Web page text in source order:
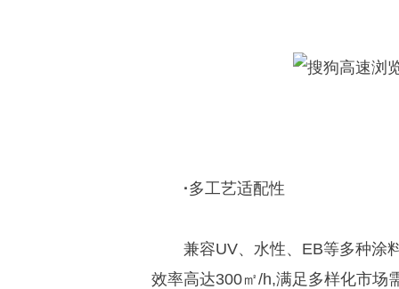
·多工艺适配性
兼容UV、水性、EB等多种涂
效率高达300㎡/h,满足多样化市场